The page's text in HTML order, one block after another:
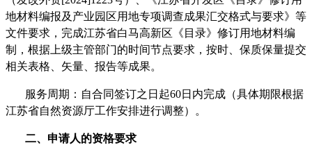
地材料编报及产业园区用地专项调查成果汇交格式与要求》等
文件要求， 完成江苏省白马高新区《目录》修订用地材料编
制
，根据 上级主管部门的时间节点要求，按时、保质保量提交
相关表格、矢量、报告等成果。
服务周期： 自合同签订之日起60日内完成（具体期限根据
江苏省自然资源厅工作安排进行调整）
。
二、申请人的资格要求